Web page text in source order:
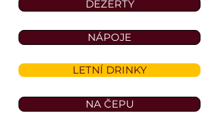
DEZERTY
NÁPOJE
LETNÍ DRINKY
NA ČEPU